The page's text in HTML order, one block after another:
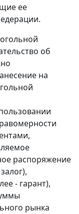
ее
об
на
распоряжение
- гарант),
рынка